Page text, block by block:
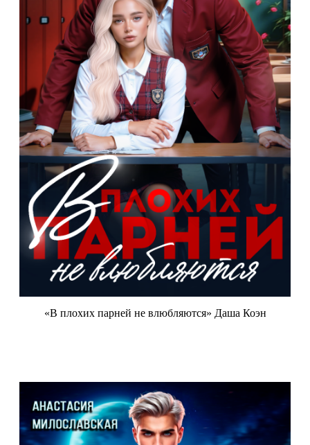
«В плохих парней не влюбляются» Даша Коэн